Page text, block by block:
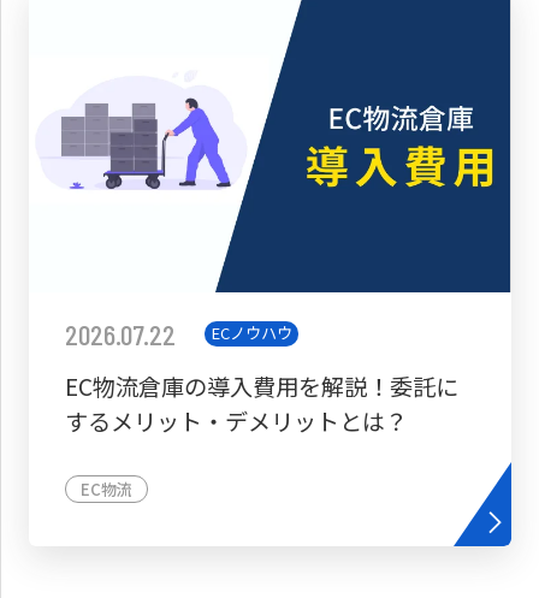
2026.07.22 ECノウハウ
EC物流倉庫の導入費用を解説！委託に
するメリット・デメリットとは？
EC物流